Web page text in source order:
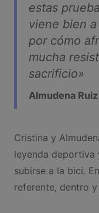
estas
viene bien
por cómo
mucha
sacrificio»
Almudena Ruiz
Cristina y
leyenda deportiva
subirse a la bici.
referente, dentro